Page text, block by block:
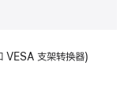
支架转换器)